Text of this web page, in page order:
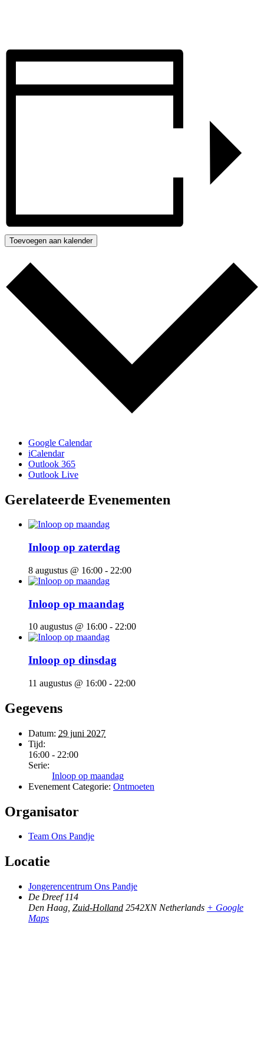
Toevoegen aan kalender
Google Calendar
iCalendar
Outlook 365
Outlook Live
Gerelateerde Evenementen
Inloop op zaterdag
8 augustus @ 16:00 - 22:00
Inloop op maandag
10 augustus @ 16:00 - 22:00
Inloop op dinsdag
11 augustus @ 16:00 - 22:00
Gegevens
Datum: 29 juni 2027
Tijd:
16:00 - 22:00
Serie:
Inloop op maandag
Evenement Categorie: Ontmoeten
Organisator
Team Ons Pandje
Locatie
Jongerencentrum Ons Pandje
De Dreef 114
Den Haag Zuid-Holland 2542XN Netherlands + Google
Maps